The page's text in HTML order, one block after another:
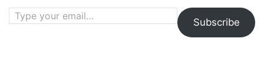
Type your email…
Subscribe